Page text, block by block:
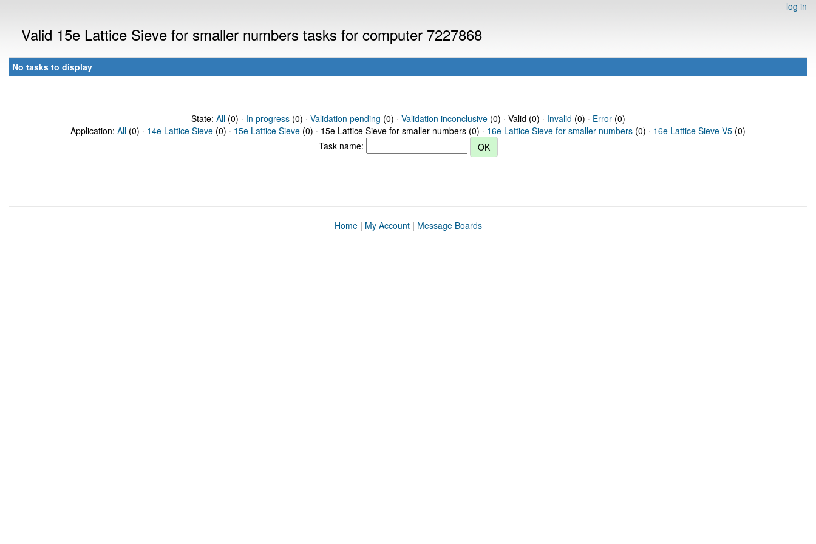
log in
Valid 15e Lattice Sieve for smaller numbers tasks for computer 7227868
No tasks to display
State: All(0) · In progress(0) · Validation pending (0) · Validation inconclusive(0) · Valid (0) · Invalid (0) · Error(0)
Application: All (0) · 14e Lattice Sieve (0) · 15e Lattice Sieve (0) · 15e Lattice Sieve for smaller numbers (0) · 16e Lattice Sieve for smaller numbers (0) · 16e Lattice Sieve V5 (0)
Task name:
Home| My Account| Message Boards